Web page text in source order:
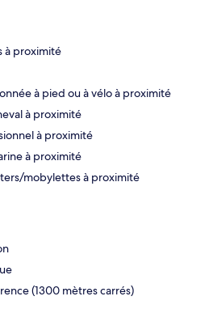
à proximité
à pied ou à vélo à proximité
à proximité
à proximité
à proximité
mobylettes à proximité
(1300 mètres carrés)